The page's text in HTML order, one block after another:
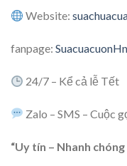
Website:
fanpage:
24/7 – Kể cả lễ Tết
Zalo – SMS – Cuộc
“Uy tín – Nhanh